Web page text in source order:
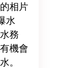
相片
水
務
機會
。